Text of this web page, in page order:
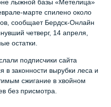
лыжной базы «Метелица»
марте спилено около
сообщает Бердск-Онлайн
четверг, 14 апреля,
остатки.
подписчики сайта
законности вырубки леса и
сжигание в хвойном
без присмотра.